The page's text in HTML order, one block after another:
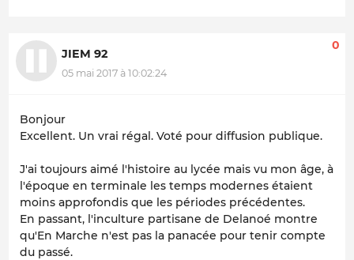
JIEM 92
05 mai 2017 à 10:02:24
0
Bonjour
Excellent. Un vrai régal. Voté pour diffusion publique.
J'ai toujours aimé l'histoire au lycée mais vu mon âge, à
l'époque en terminale les temps modernes étaient
moins approfondis que les périodes précédentes.
En passant, l'inculture partisane de Delanoé montre
qu'En Marche n'est pas la panacée pour tenir compte
du passé.